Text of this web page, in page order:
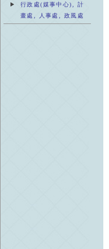
行政處(媒事中心), 計
畫處, 人事處, 政風處